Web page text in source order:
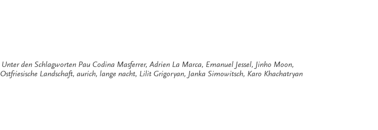
Unter den Schlagworten Pau Codina Masferrer, Adrien La Marca, Emanuel Jessel, Jinho Moon,
Ostfriesische Landschaft, aurich, lange nacht, Lilit Grigoryan, Janka Simowitsch, Karo Khachatryan